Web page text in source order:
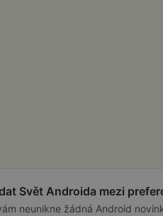
Svět Androida mezi
neunikne žádná Android